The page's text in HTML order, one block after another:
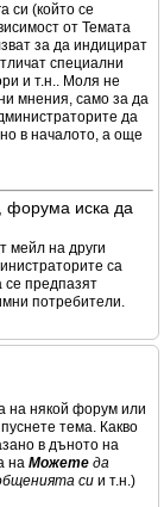
си (който се
от Темата
за да индицират
специални
и т.н.. Моля не
мнения, само за да
да
в началото, а още
форума иска да
мейл на други
са
се предпазят
потребители.
на някой форум или
тема. Какво
в дъното на
на Можете да
си и т.н.)